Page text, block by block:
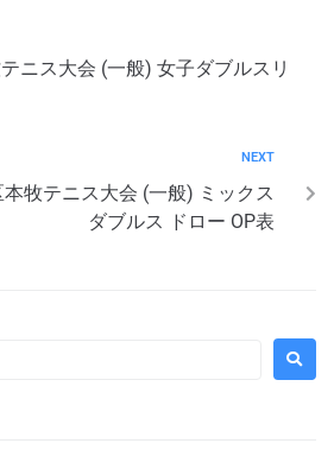
ニス大会 (一般) 女子ダブルスリ
NEXT
牧テニス大会 (一般) ミックス
ダブルス ドロー OP表